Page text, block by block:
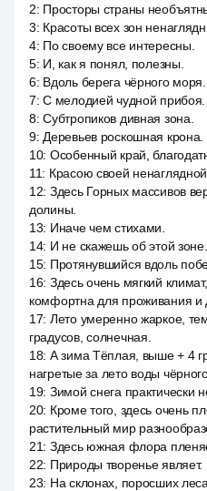
2: Просторы страны
3: Красоты всех зон
4: По своему все интересны.
5: И, как я понял, полезны.
6: Вдоль берега чёрного моря.
7:С мелодией чудной прибоя.
8:Субтропиков дивная зона.
9: Деревьев роскошная крона.
10: Особенный край,
11: Красою своей ненаглядной.
12: Здесь Горных массивов
долины.
13: Иначе чем стихами.
14: И не скажешь об этой зоне.
15: Протянувшийся вдоль
16: Здесь очень мягкий
комфортна для проживания и
17: Лето умеренно жаркое,
градусов, солнечная.
18: А зима Тёплая, выше + 4
нагретые за лето воды
19: Зимой снега практически
20: Кроме того, здесь очень
растительный мир
21: Здесь южная флора
22: Природы творенье являет.
23: На склонах, поросших